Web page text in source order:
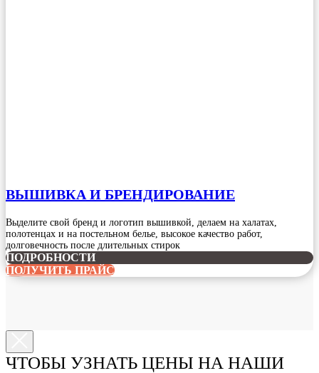
ВЫШИВКА И БРЕНДИРОВАНИЕ
Выделите свой бренд и логотип вышивкой, делаем на халатах,
полотенцах и на постельном белье, высокое качество работ,
долговечность после длительных стирок
ПОДРОБНОСТИ
ПОЛУЧИТЬ ПРАЙС
ЧТОБЫ УЗНАТЬ ЦЕНЫ НА НАШИ